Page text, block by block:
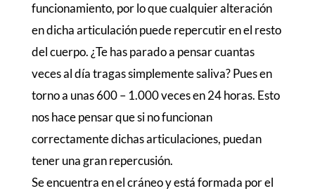
funcionamiento, por lo que cualquier alteración
en dicha articulación puede repercutir en el resto
del cuerpo. ¿Te has parado a pensar cuantas
veces al día tragas simplemente saliva? Pues en
torno a unas 600 – 1.000 veces en 24 horas. Esto
nos hace pensar que si no funcionan
correctamente dichas articulaciones, puedan
tener una gran repercusión.
Se encuentra en el cráneo y está formada por el